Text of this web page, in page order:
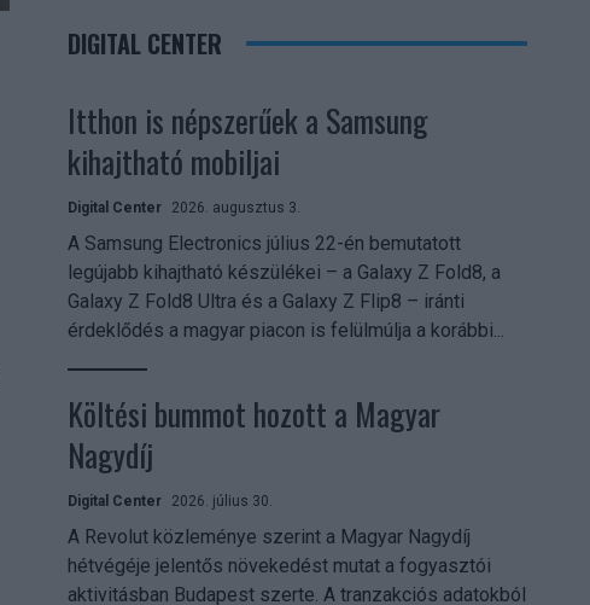
DIGITAL CENTER
Itthon is népszerűek a Samsung
kihajtható mobiljai
Digital Center 2026. augusztus 3.
A Samsung Electronics július 22-én bemutatott
legújabb kihajtható készülékei – a Galaxy Z Fold8, a
Galaxy Z Fold8 Ultra és a Galaxy Z Flip8 – iránti
érdeklődés a magyar piacon is felülmúlja a korábbi...
Költési bummot hozott a Magyar
Nagydíj
Digital Center 2026. július 30.
A Revolut közleménye szerint a Magyar Nagydíj
hétvégéje jelentős növekedést mutat a fogyasztói
aktivitásban Budapest szerte. A tranzakciós adatokból